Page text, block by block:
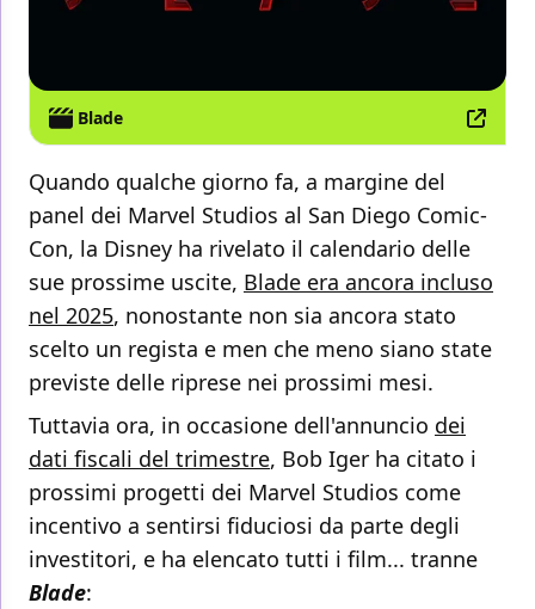
Blade
Quando qualche giorno fa, a margine del
panel dei Marvel Studios al San Diego Comic-
Con, la Disney ha rivelato il calendario delle
sue prossime uscite, Blade era ancora incluso
nel 2025, nonostante non sia ancora stato
scelto un regista e men che meno siano state
previste delle riprese nei prossimi mesi.
Tuttavia ora, in occasione dell'annuncio dei
dati fiscali del trimestre, Bob Iger ha citato i
prossimi progetti dei Marvel Studios come
incentivo a sentirsi fiduciosi da parte degli
investitori, e ha elencato tutti i film... tranne
Blade: